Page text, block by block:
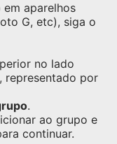
aparelhos
G, etc), siga o
no lado
representado por
.
ao grupo e
continuar.